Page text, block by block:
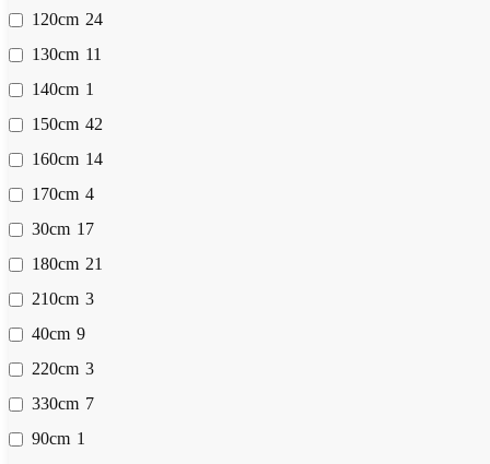
120cm 24
130cm 11
140cm 1
150cm 42
160cm 14
170cm 4
30cm 17
180cm 21
210cm 3
40cm 9
220cm 3
330cm 7
90cm 1